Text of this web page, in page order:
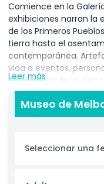
Comience en la
exhibiciones narran la
de los Primeros
tierra hasta el
contemporánea.
vida a eventos,
entusiastas de la
Vida con seis
Tierra Dinámica,
Dinosaurios y
curiosidad de todas
para el Museo de
Cultural Aborigen
Leer más
Museo de
Seleccionar una